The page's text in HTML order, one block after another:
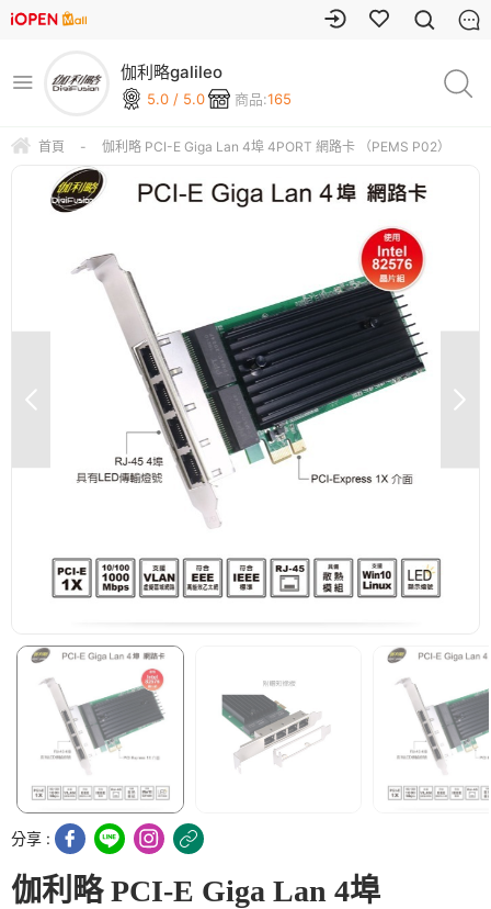
伽利略galileo
5.0 / 5.0 商品:165
首頁 - 伽利略 PCI-E Giga Lan 4埠 4PORT 網路卡 （PEMS P02）
分享 :
伽利略 PCI-E Giga Lan 4埠